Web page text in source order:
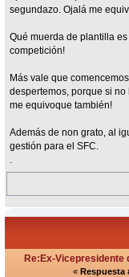
segundazo. Ojalá me
Qué muerda de plantilla
competición!
Más vale que
despertemos, porque si
me equivoque también!
Además de non grato, al
gestión para el SFC.
.
Re:Ex-Vicepresidente
« Respuesta